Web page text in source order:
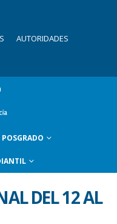
AUTORIDADES
DEL 12 AL